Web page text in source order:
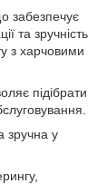
забезпечує
та зручність
з харчовими
підібрати
зручна у